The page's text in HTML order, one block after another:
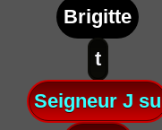
Brigitte
t
Seigneur J su